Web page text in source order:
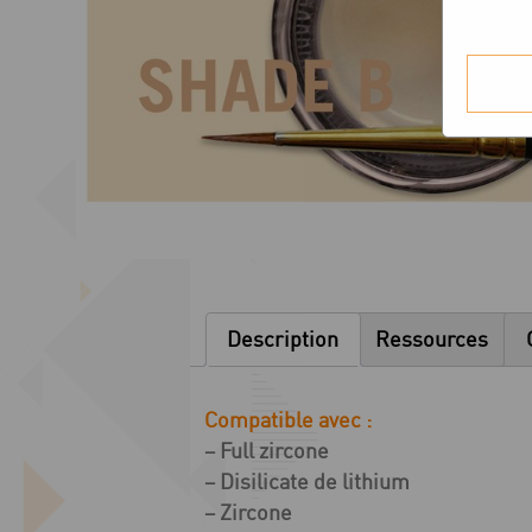
Description Ressources
Compatible avec :
– Full zircone
– Disilicate de lithium
– Zircone